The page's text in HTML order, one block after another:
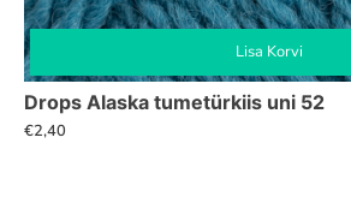
Lisa Korvi
Drops Alaska tumetürkiis uni 52
€2,40